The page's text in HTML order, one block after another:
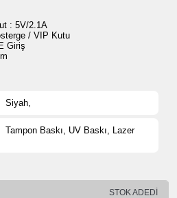
: 5V/2.1A
/ VIP Kutu
Giriş
Siyah,
Tampon Baskı, UV Baskı, Lazer
STOK ADEDİ